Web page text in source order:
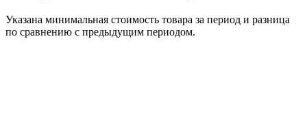
Указана минимальная стоимость товара за период и разница
по сравнению с предыдущим периодом.